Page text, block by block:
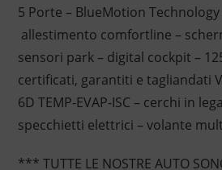
5 Porte – BlueMotion Technology
allestimento comfortline –
sensori park – digital cockpit –
certificati, garantiti e tagliandati
6D TEMP-EVAP-ISC – cerchi in
specchietti elettrici – volante
*** TUTTE LE NOSTRE AUTO